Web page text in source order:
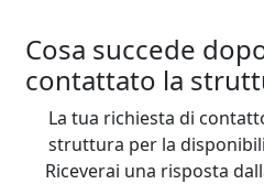
Cosa succede
contattato la
La tua richiesta di
struttura per la
Riceverai una risposta